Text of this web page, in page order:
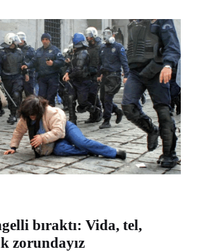
bıraktı: Vida, tel,
zorundayız